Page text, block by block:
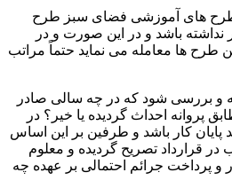
طرح های آموزشی فضای سبز طرح
نداشته باشد و در این صورت و در
طرح ها معامله می نماید حتماً مراتب
و بررسی شود که در چه سالی صادر
پروانه احداث گردیده یا خیر؟ در
پایان کار باشد و طرفین بر این اساس
در قرارداد تصریح گردیده و معلوم
و پرداخت جرائم احتمالی بر عهده چه